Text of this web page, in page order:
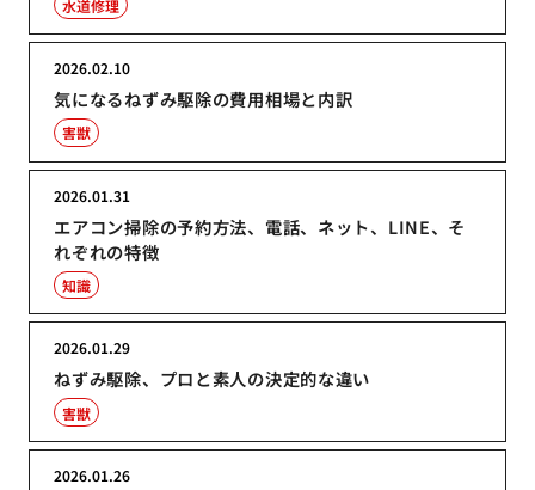
水道修理
気になるねずみ駆除の費用相場と内訳
2026.02.10
害獣
エアコン掃除の予約方法、電話、ネット、LINE、そ
れぞれの特徴
2026.01.31
知識
ねずみ駆除、プロと素人の決定的な違い
2026.01.29
害獣
2026.01.26